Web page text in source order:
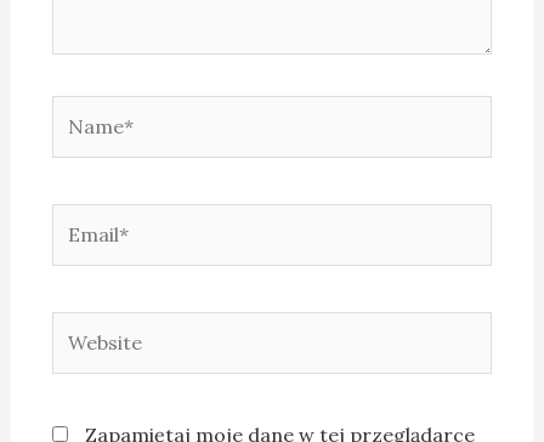
Zapamiętaj moje dane w tej przeglądarce